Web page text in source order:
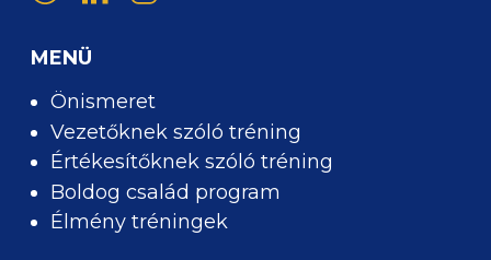
MENÜ
Önismeret
Vezetőknek szóló tréning
Értékesítőknek szóló tréning
Boldog család program
Élmény tréningek